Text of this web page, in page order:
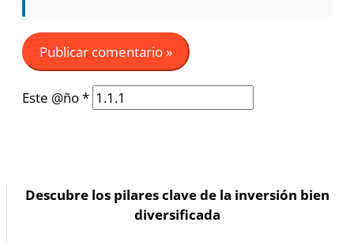
Este @ño*
Descubre los pilares clave de la inversión bien
diversificada